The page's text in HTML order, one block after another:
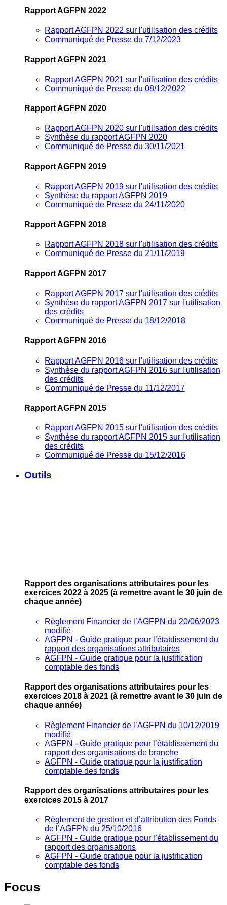
Rapport AGFPN 2022
Rapport AGFPN 2022 sur l'utilisation des crédits
Communiqué de Presse du 7/12/2023
Rapport AGFPN 2021
Rapport AGFPN 2021 sur l'utilisation des crédits
Communiqué de Presse du 08/12/2022
Rapport AGFPN 2020
Rapport AGFPN 2020 sur l'utilisation des crédits
Synthèse du rapport AGFPN 2020
Communiqué de Presse du 30/11/2021
Rapport AGFPN 2019
Rapport AGFPN 2019 sur l'utilisation des crédits
Synthèse du rapport AGFPN 2019
Communiqué de Presse du 24/11/2020
Rapport AGFPN 2018
Rapport AGFPN 2018 sur l'utilisation des crédits
Communiqué de Presse du 21/11/2019
Rapport AGFPN 2017
Rapport AGFPN 2017 sur l'utilisation des crédits
Synthèse du rapport AGFPN 2017 sur l'utilisation
des crédits
Communiqué de Presse du 18/12/2018
Rapport AGFPN 2016
Rapport AGFPN 2016 sur l'utilisation des crédits
Synthèse du rapport AGFPN 2016 sur l'utilisation
des crédits
Communiqué de Presse du 11/12/2017
Rapport AGFPN 2015
Rapport AGFPN 2015 sur l'utilisation des crédits
Synthèse du rapport AGFPN 2015 sur l'utilisation
des crédits
Communiqué de Presse du 15/12/2016
Outils
Rapport des organisations attributaires pour les
exercices 2022 à 2025 (à remettre avant le 30 juin de
chaque année)
Règlement Financier de l’AGFPN du 20/06/2023
modifié
AGFPN ‐ Guide pratique pour l’établissement du
rapport des organisations attributaires
AGFPN ‐ Guide pratique pour la justification
comptable des fonds
Rapport des organisations attributaires pour les
exercices 2018 à 2021 (à remettre avant le 30 juin de
chaque année)
Règlement Financier de l’AGFPN du 10/12/2019
modifié
AGFPN ‐ Guide pratique pour l’établissement du
rapport des organisations de branche
AGFPN ‐ Guide pratique pour la justification
comptable des fonds
Rapport des organisations attributaires pour les
exercices 2015 à 2017
Règlement de gestion et d’attribution des Fonds
de l’AGFPN du 25/10/2016
AGFPN ‐ Guide pratique pour l’établissement du
rapport des organisations
AGFPN ‐ Guide pratique pour la justification
comptable des fonds
Focus